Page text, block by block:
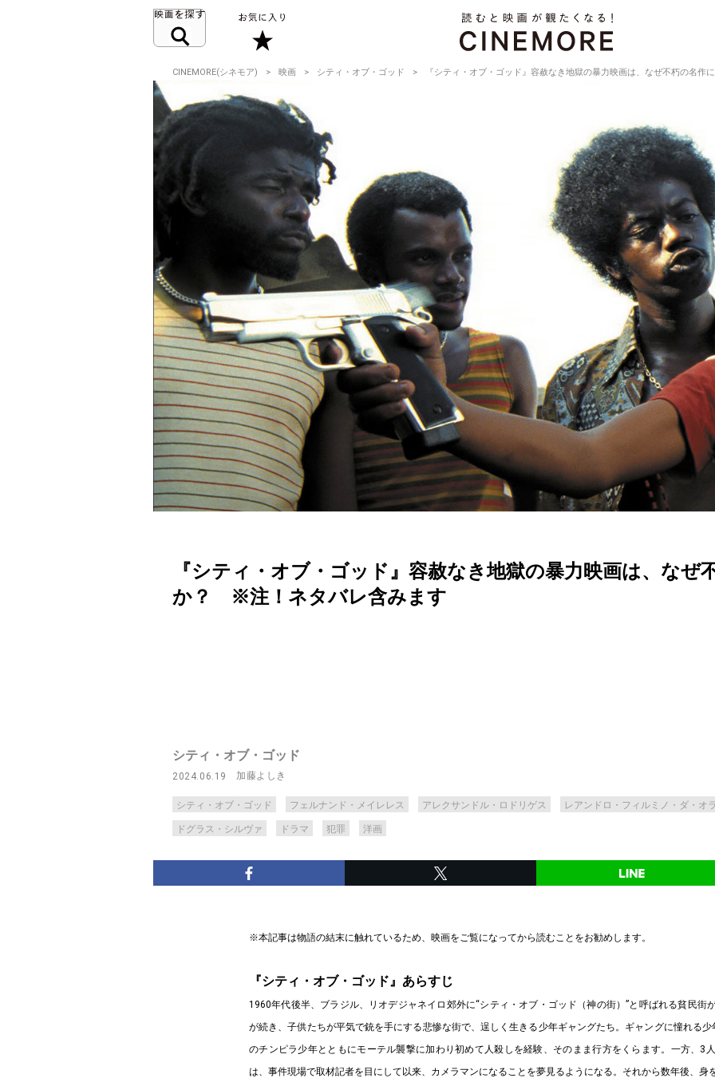
CINEMORE(シネモア) 映画 シティ・オブ・ゴッド 『シティ・オブ・ゴッド』容赦なき地獄の暴力映画は、なぜ不朽の名
『シティ・オブ・ゴッド』容赦なき地獄の暴力映画は、なぜ
か？ ※注！ネタバレ含みます
シティ・オブ・ゴッド
2024.06.19 加藤よしき
シティ・オブ・ゴッド フェルナンド・メイレレス アレクサンドル・ロドリゲス レアンドロ・フィルミノ・ダ・オラ
ドグラス・シルヴァ ドラマ 犯罪 洋画
※本記事は物語の結末に触れているため、映画をご覧になってから読むことをお勧めします。
『シティ・オブ・ゴッド』あらすじ
1960年代後半、ブラジル、リオデジャネイロ郊外に“シティ・オブ・ゴッド（神の街）”と呼ばれる貧民街
が続き、子供たちが平気で銃を手にする悲惨な街で、逞しく生きる少年ギャングたち。ギャングに憧れる少
のチンピラ少年とともにモーテル襲撃に加わり初めて人殺しを経験、そのまま行方をくらます。一方、3
は、事件現場で取材記者を目にして以来、カメラマンになることを夢見るようになる。それから数年後、身